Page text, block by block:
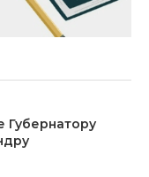
Губернатору